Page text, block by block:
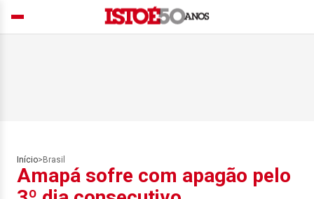
Início> Brasil
Amapá sofre com apagão pelo